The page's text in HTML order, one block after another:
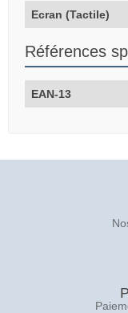
Ecran (Tactile)
Références
EAN-13